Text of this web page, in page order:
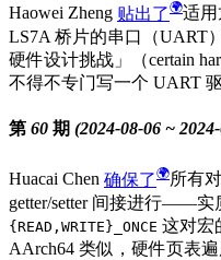
Haowei Zheng 贴出了
适用
LS7A 桥片的串口（UART
硬件设计挑战」（certain
不得不专门写一个 UART
第 60 期 (2024-08-06 ~
Huacai Chen 确保了
所有
getter/setter 间接进行——实
{READ,WRITE}_ONCE 这对宏
AArch64 类似，硬件页表